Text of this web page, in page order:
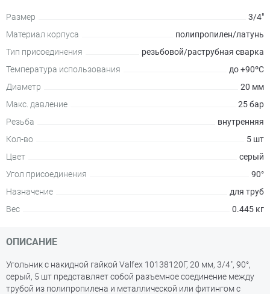
Размер
3/4"
Материал корпуса
полипропилен/латунь
Тип присоединения
резьбовой/раструбная сварка
Температура использования
до +90ºC
Диаметр
20 мм
Макс. давление
25 бар
Резьба
внутренняя
Кол-во
5 шт
Цвет
серый
Угол присоединения
90°
Назначение
для труб
Вес
0.445 кг
ОПИСАНИЕ
Угольник с накидной гайкой Valfex 10138120Г, 20 мм, 3/4", 90°,
серый, 5 шт представляет собой разъемное соединение между
трубой из полипропилена и металлической или фитингом с